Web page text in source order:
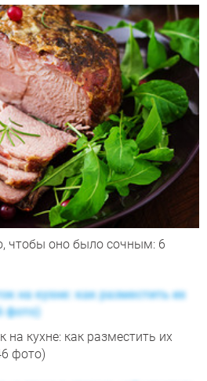
чтобы оно было сочным: 6
на кухне: как разместить их
фото)